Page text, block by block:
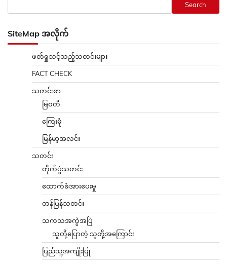
Search
SiteMap အလိုက်
ဖတ်ရှုသင့်သည့်သတင်းများ
FACT CHECK
သတင်းစာ
မြဝတီ
ကြေးမုံ
မြန်မာ့အလင်း
သတင်း
တိုက်ပွဲသတင်း
ထောက်ခံအားပေးမှု
တန်ပြန်သတင်း
သကသအကွဲအပြဲ
သူတို့ပြောတဲ့ သူတို့အကြောင်း
ပြည်သူ့အကျိုးပြု